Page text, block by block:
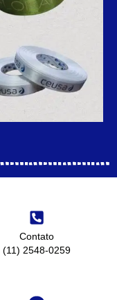
Contato
(11) 2548-0259